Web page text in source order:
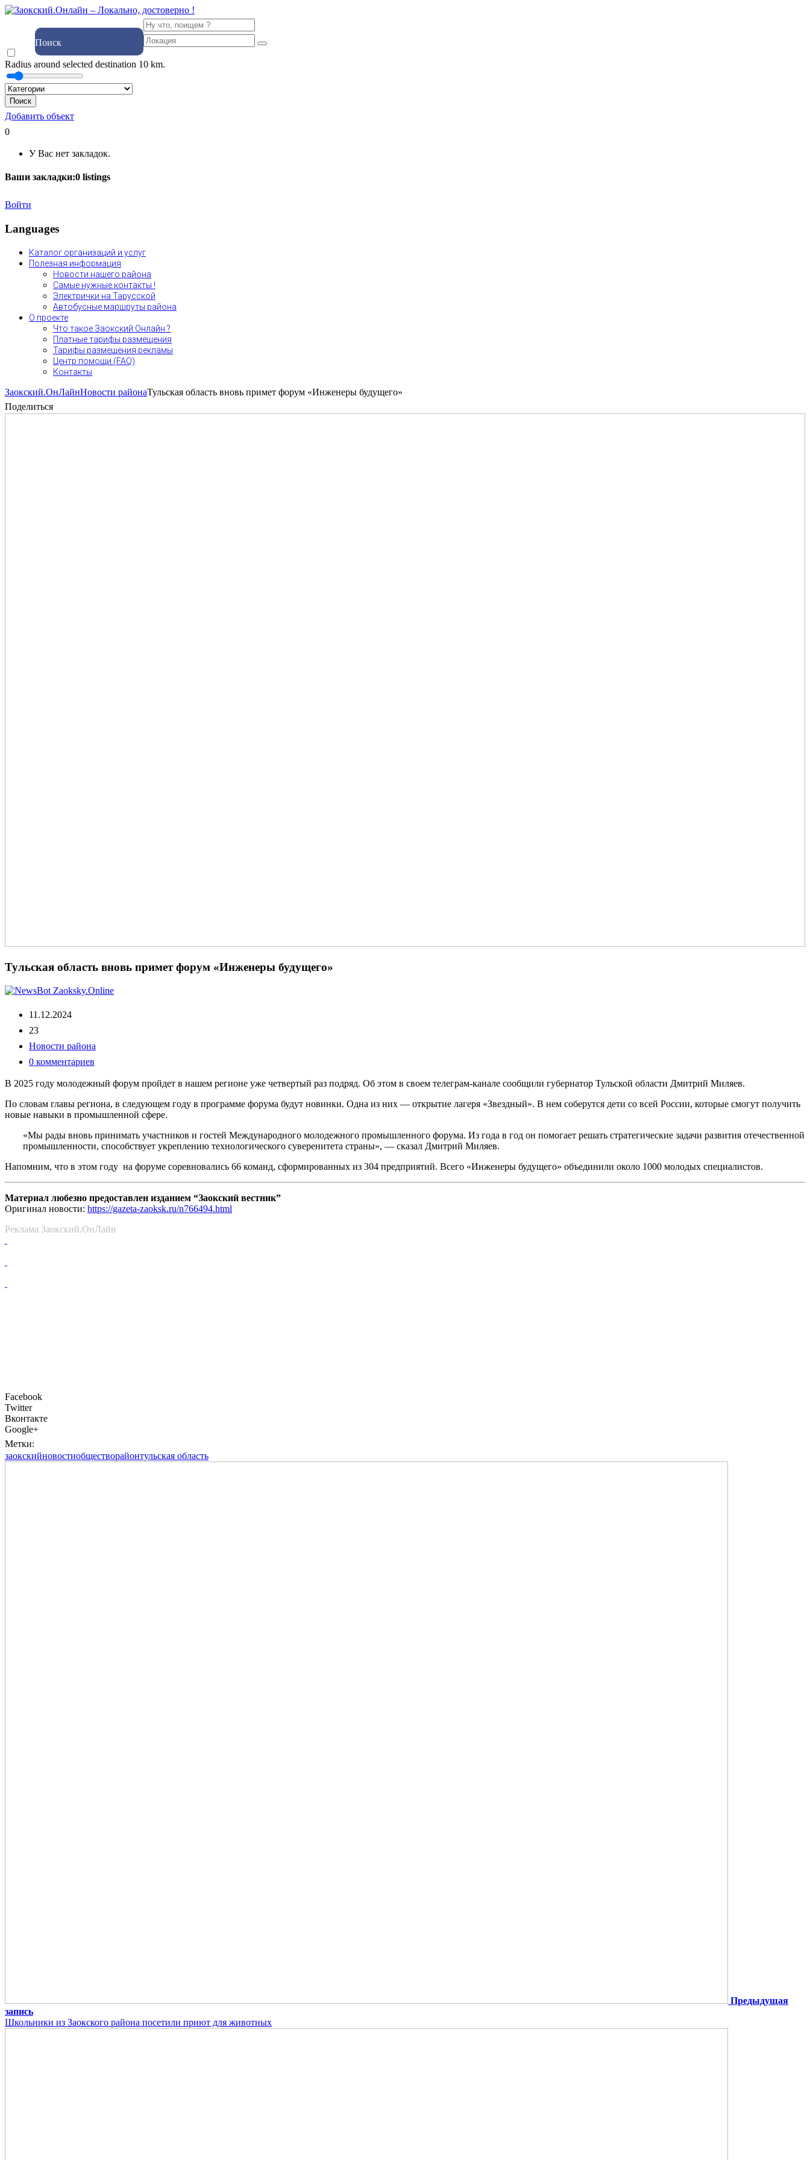
Поиск
Radius around selected destination 10 km.
Поиск
Добавить объект
0
У Вас нет закладок.
Ваши закладки:0 listings
Войти
Languages
Каталог организаций и услуг
Полезная информация
Новости нашего района
Самые нужные контакты !
Электрички на Тарусской
Автобусные маршруты района
О проекте
Что такое Заокский.Онлайн ?
Платные тарифы размещения
Тарифы размещения рекламы
Центр помощи (FAQ)
Контакты
Заокский.ОнЛайнНовости районаТульская область вновь примет форум «Инженеры будущего»
Поделиться
Тульская область вновь примет форум «Инженеры будущего»
11.12.2024
23
Новости района
0 комментариев
В 2025 году молодежный форум пройдет в нашем регионе уже четвертый раз подряд. Об этом в своем телеграм-канале сообщили губернатор Тульской области Дмитрий Миляев.
По словам главы региона, в следующем году в программе форума будут новинки. Одна из них — открытие лагеря «Звездный». В нем соберутся дети со всей России, которые смогут получить
новые навыки в промышленной сфере.
«Мы рады вновь принимать участников и гостей Международного молодежного промышленного форума. Из года в год он помогает решать стратегические задачи развития отечественной
промышленности, способствует укреплению технологического суверенитета страны», — сказал Дмитрий Миляев.
Напомним, что в этом году на форуме соревновались 66 команд, сформированных из 304 предприятий. Всего «Инженеры будущего» объединили около 1000 молодых специалистов.
Материал любезно предоставлен изданием “Заокский вестник”
Оригинал новости: https://gazeta-zaoksk.ru/n766494.html
Реклама Заокский.ОнЛайн
Facebook
Twitter
Вконтакте
Google+
Метки:
заокскийновостиобществорайонтульская область
Предыдущая
запись
Школьники из Заокского района посетили приют для животных